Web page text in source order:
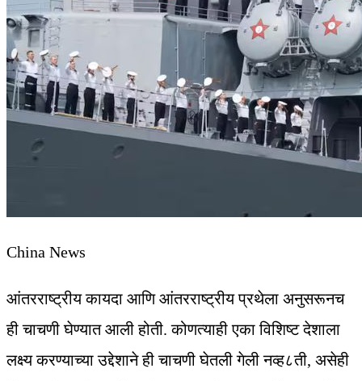
China News
आंतरराष्ट्रीय कायदा आणि आंतरराष्ट्रीय प्रथेला अनुसरूनच
ही चाचणी घेण्यात आली होती. कोणत्याही एका विशिष्ट देशाला
लक्ष्य करण्याच्या उद्देशाने ही चाचणी घेतली गेली नव्ह८ती, असेही